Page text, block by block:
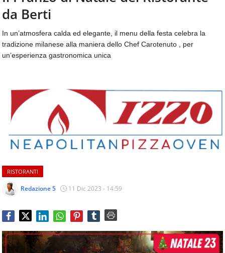
aggiornamenti
quotidiani
temi
come
ospitalità,
&
beverage,
catering
e
quotidiani
mondo
dell'alimentazione,
dei
consumi
Service
e
CONTATTI
da Berti
In un’atmosfera calda ed elegante, il menu della festa celebra la
tradizione milanese alla maniera dello Chef Carotenuto , per
un’esperienza gastronomica unica
RISTORANTI
Redazione 5 11 Dic 2023 - 14:59